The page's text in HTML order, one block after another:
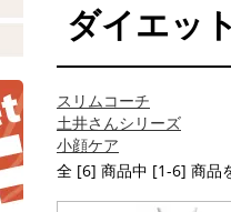
ダイエッ
スリムコーチ
土井さんシリーズ
小顔ケア
全 [6] 商品中 [1-6] 商品